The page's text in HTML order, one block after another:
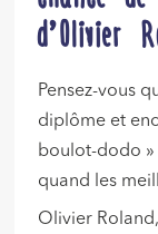
d’Olivier
Pensez-vous
diplôme et
boulot-dodo
quand les
Olivier